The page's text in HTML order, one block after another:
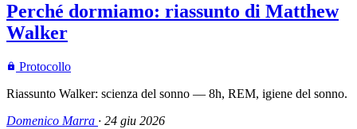
Perché dormiamo: riassunto di Matthew
Walker
Protocollo
Riassunto Walker: scienza del sonno — 8h, REM, igiene del sonno.
Domenico Marra · 24 giu 2026